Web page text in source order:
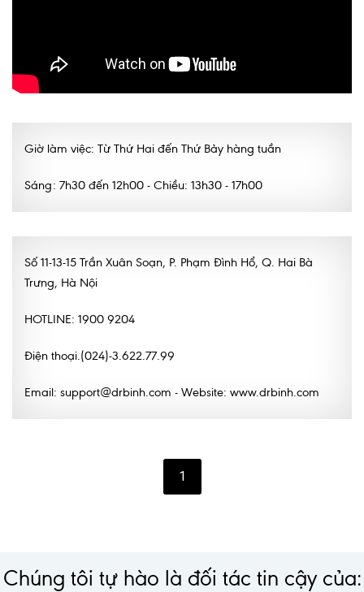
Giờ làm việc: Từ Thứ Hai đến Thứ Bảy hàng tuần
Sáng: 7h30 đến 12h00 - Chiều: 13h30 - 17h00
Số 11-13-15 Trần Xuân Soạn, P. Phạm Đình Hổ, Q. Hai Bà
Trưng, Hà Nội
HOTLINE: 1900 9204
Điện thoại.(024)-3.622.77.99
Email: support@drbinh.com - Website: www.drbinh.com
1
Chúng tôi tự hào là đối tác tin cậy của: